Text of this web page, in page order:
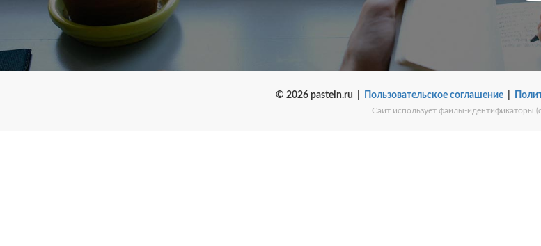
© 2026 pastein.ru | Пользовательское соглашение|
Сайт использует файлы-идентификаторы